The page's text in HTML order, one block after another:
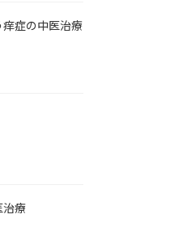
症の中医治療
治療